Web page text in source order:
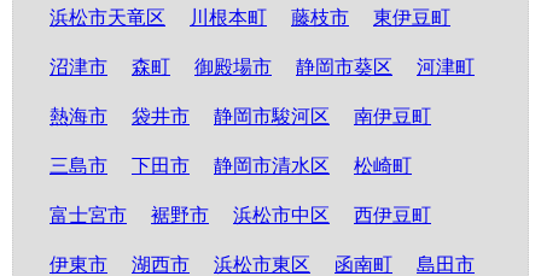
浜松市天竜区 川根本町 藤枝市 東伊豆町
沼津市 森町 御殿場市 静岡市葵区 河津町
熱海市 袋井市 静岡市駿河区 南伊豆町
三島市 下田市 静岡市清水区 松崎町
富士宮市 裾野市 浜松市中区 西伊豆町
伊東市 湖西市 浜松市東区 函南町 島田市